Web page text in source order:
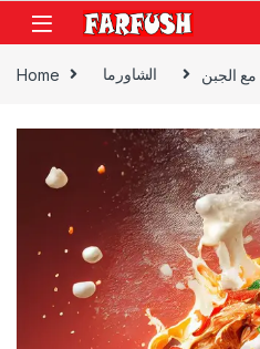
Skip to navigation
Skip to content
Home الشاورما الجبن